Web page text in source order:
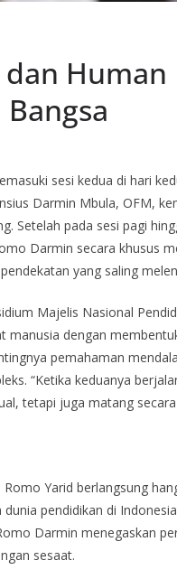
Human
sesi kedua di hari
Darmin Mbula, OFM,
Setelah pada sesi pagi
Darmin secara khusus
yang saling
Majelis Nasional
manusia dengan
pemahaman
“Ketika keduanya
tetapi juga matang
Yarid berlangsung
pendidikan di
Darmin menegaskan
sesaat.